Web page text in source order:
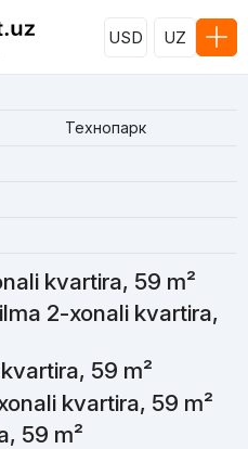
USD UZ
Технопарк
kvartira, 59 m²
2-xonali kvartira,
59 m²
kvartira, 59 m²
59 m²